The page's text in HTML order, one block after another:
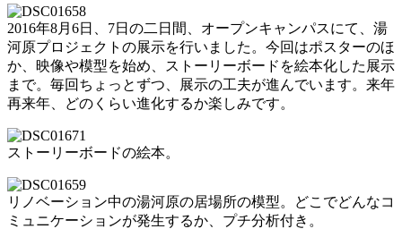
2016年8月6日、7日の二日間、オープンキャンパスにて、湯
河原プロジェクトの展示を行いました。今回はポスターのほ
か、映像や模型を始め、ストーリーボードを絵本化した展示
まで。毎回ちょっとずつ、展示の工夫が進んでいます。来年
再来年、どのくらい進化するか楽しみです。
ストーリーボードの絵本。
リノベーション中の湯河原の居場所の模型。どこでどんなコ
ミュニケーションが発生するか、プチ分析付き。